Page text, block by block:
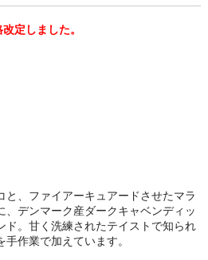
定しました。
と、ファイアーキュアードさせたマラ
、デンマーク産ダークキャベンディッ
ド。甘く洗練されたテイストで知られ
作業で加えています。